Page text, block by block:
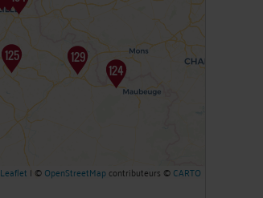
Leaflet | ©OpenStreetMapcontributeurs ©CARTO